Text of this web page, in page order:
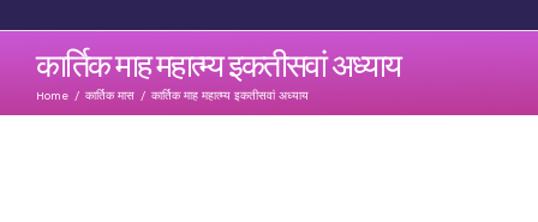
कार्तिक माह महात्म्य इकतीसवां अध्याय
Home / कार्तिक मास / कार्तिक माह महात्म्य इकतीसवां अध्याय